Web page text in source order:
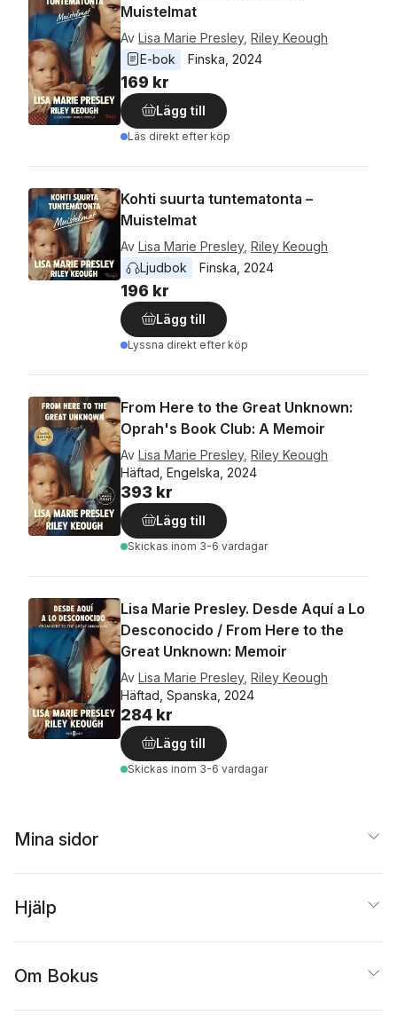
Muistelmat
Av Lisa Marie Presley, Riley Keough
E-bok
Finska 2024
169 kr
Lägg till
Läs direkt efter köp
Kohti suurta tuntematonta –
Muistelmat
Av Lisa Marie Presley, Riley Keough
Ljudbok
Finska 2024
196 kr
Lägg till
Lyssna direkt efter köp
From Here to the Great Unknown:
Oprah's Book Club: A Memoir
Av Lisa Marie Presley, Riley Keough
Häftad, Engelska, 2024
393 kr
Lägg till
Skickas inom 3-6 vardagar
Lisa Marie Presley. Desde Aquí a Lo
Desconocido / From Here to the
Great Unknown: Memoir
Av Lisa Marie Presley, Riley Keough
Häftad, Spanska, 2024
284 kr
Lägg till
Skickas inom 3-6 vardagar
Mina sidor
Hjälp
Om Bokus